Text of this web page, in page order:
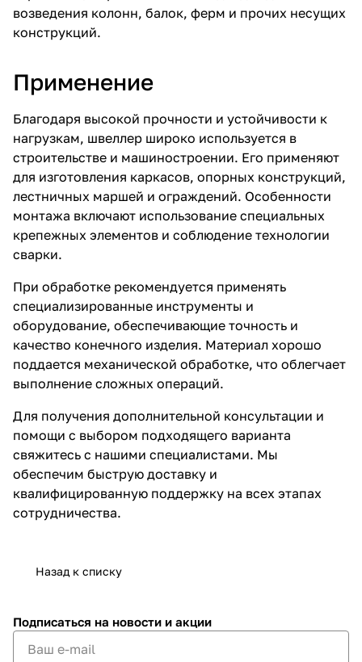
возведения колонн, балок, ферм и прочих несущих
конструкций.
Применение
Благодаря высокой прочности и устойчивости к
нагрузкам, швеллер широко используется в
строительстве и машиностроении. Его применяют
для изготовления каркасов, опорных конструкций,
лестничных маршей и ограждений. Особенности
монтажа включают использование специальных
крепежных элементов и соблюдение технологии
сварки.
При обработке рекомендуется применять
специализированные инструменты и
оборудование, обеспечивающие точность и
качество конечного изделия. Материал хорошо
поддается механической обработке, что облегчает
выполнение сложных операций.
Для получения дополнительной консультации и
помощи с выбором подходящего варианта
свяжитесь с нашими специалистами. Мы
обеспечим быструю доставку и
квалифицированную поддержку на всех этапах
сотрудничества.
Назад к списку
Подписаться на новости и акции